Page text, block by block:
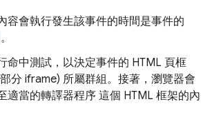
容會執行發生該事件的時間是事件的
。
命中測試，以決定事件的 HTML 頁框
分 iframe) 所屬群組。接著，瀏覽器會
適當的轉譯器程序 這個 HTML 框架的內